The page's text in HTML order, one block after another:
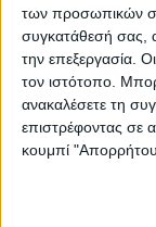
των προσωπικών
συγκατάθεσή σας,
την επεξεργασία.
τον ιστότοπο.
ανακαλέσετε τη
επιστρέφοντας σε
κουμπί